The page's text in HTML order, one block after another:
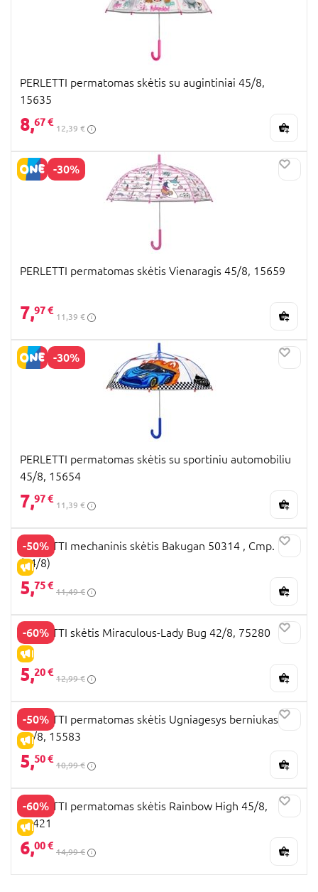
PERLETTI permatomas skėtis su augintiniai 45/8,
15635
8,67 €
12,39 €
-30%
PERLETTI permatomas skėtis Vienaragis 45/8, 15659
7,97 €
11,39 €
-30%
PERLETTI permatomas skėtis su sportiniu automobiliu
45/8, 15654
7,97 €
11,39 €
-50%
IŠPARDAVIMAS
PERLETTI mechaninis skėtis Bakugan 50314 , Cmp.
(54/8)
5,75 €
11,49 €
-60%
IŠPARDAVIMAS
PERLETTI skėtis Miraculous-Lady Bug 42/8, 75280
5,20 €
12,99 €
-50%
IŠPARDAVIMAS
PERLETTI permatomas skėtis Ugniagesys berniukas
42/8, 15583
5,50 €
10,99 €
-60%
IŠPARDAVIMAS
PERLETTI permatomas skėtis Rainbow High 45/8,
75421
6,00 €
14,99 €